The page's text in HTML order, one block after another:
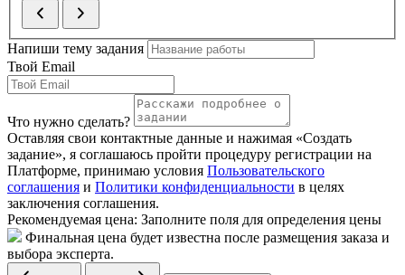
Напиши тему задания
Твой Email
Что нужно сделать?
Оставляя свои контактные данные и нажимая «Создать
задание», я соглашаюсь пройти процедуру регистрации на
Платформе, принимаю условия Пользовательского
соглашения и Политики конфиденциальности в целях
заключения соглашения.
Рекомендуемая цена: Заполните поля для определения цены
Финальная цена будет известна после размещения заказа и
выбора эксперта.